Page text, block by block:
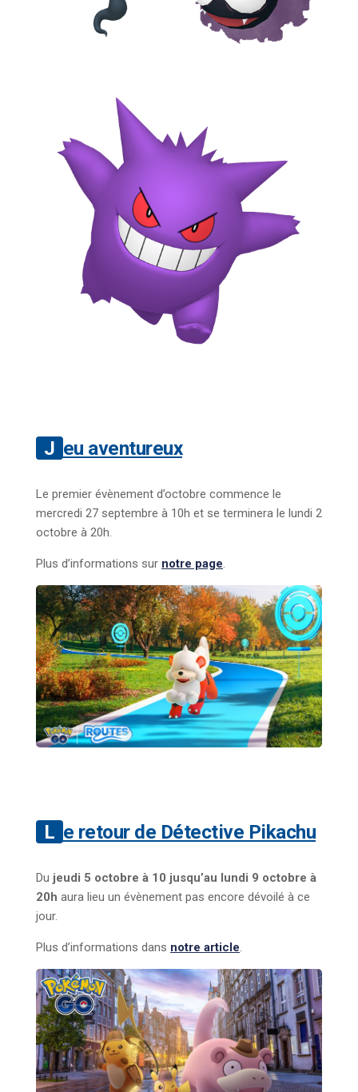
Jeu aventureux
Le premier évènement d’octobre commence le
mercredi 27 septembre à 10h et se terminera le lundi 2
octobre à 20h.
Plus d’informations sur notre page.
Le retour de Détective Pikachu
Du jeudi 5 octobre à 10 jusqu’au lundi 9 octobre à
20h aura lieu un évènement pas encore dévoilé à ce
jour.
Plus d’informations dans notre article.